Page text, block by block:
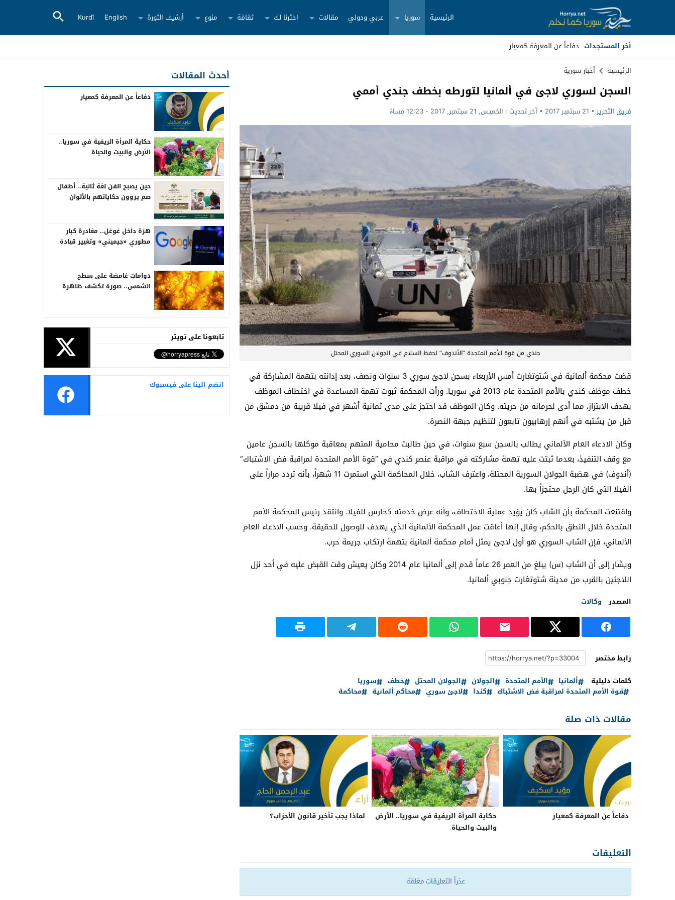
الرئيسية سوريا عربي ودولي مقالات اخترنا لك ثقافة منوع أرشيف الثورة English
Kurdî
أخر المستجدات _
Stop
Previous
Next
الرئيسية أخبار سورية
السجن لسوري لاجئ في ألمانيا لتورطه بخطف جندي أممي
فريق التحرير 21 سبتمبر 2017 آخر تحديث : الخميس, 21 سبتمبر, 2017 - 12:23 مساءً
جندي من قوة الأمم المتحدة “الأندوف” لحفظ السلام في الجولان السوري المحتل
قضت محكمة ألمانية في شتوتغارت أمس الأربعاء بسجن لاجئ سوري 3 سنوات ونصف، بعد إدانته بتهمة المشاركة في
خطف موظف كندي بالأمم المتحدة عام 2013 في سوريا. ورأت المحكمة ثبوت تهمة المساعدة في اختطاف الموظف
بهدف الابتزاز، مما أدى لحرمانه من حريته. وكان الموظف قد احتجز على مدى ثمانية أشهر في فيلا قريبة من دمشق من
قبل من يشتبه في أنهم إرهابيون تابعون لتنظيم جبهة النصرة.
وكان الادعاء العام الألماني يطالب بالسجن سبع سنوات، في حين طالبت محامية المتهم بمعاقبة موكلها بالسجن عامين
مع وقف التنفيذ، بعدما ثبتت عليه تهمة مشاركته في مراقبة عنصر كندي في “قوة الأمم المتحدة لمراقبة فض الاشتباك”
(أندوف) في هضبة الجولان السورية المحتلة، واعترف الشاب، خلال المحاكمة التي استمرت 11 شهراً، بأنه تردد مراراً على
الفيلا التي كان الرجل محتجزاً بها.
واقتنعت المحكمة بأن الشاب كان يؤيد عملية الاختطاف، وأنه عرض خدمته كحارس للفيلا. وانتقد رئيس المحكمة الأمم
المتحدة خلال النطق بالحكم، وقال إنها أعاقت عمل المحكمة الألمانية الذي يهدف للوصول للحقيقة. وحسب الادعاء العام
الألماني، فإن الشاب السوري هو أول لاجئ يمثل أمام محكمة ألمانية بتهمة ارتكاب جريمة حرب.
ويشار إلى أن الشاب (س) يبلغ من العمر 26 عاماً قدم إلى ألمانيا عام 2014 وكان يعيش وقت القبض عليه في أحد نزل
اللاجئين بالقرب من مدينة شتوتغارت جنوبي ألمانيا.
المصدر وكالات
رابط مختصر
كلمات دليلية
ألمانيا الأمم المتحدة الجولان الجولان المحتل خطف
سوريا
قوة الأمم المتحدة لمراقبة فض الاشتباك
كندا لاجئ سوري محاكم ألمانية محاكمة
مقالات ذات صلة
دفاعاً عن المعرفة كمعيار
حكاية المرأة الريفية في سوريا.. الأرض
والبيت والحياة
لماذا يجب تأخير قانون الأحزاب؟
التعليقات
عذراً التعليقات مغلقة
أحدث المقالات
دفاعاً عن المعرفة كمعيار
حكاية المرأة الريفية في سوريا..
الأرض والبيت والحياة
حين يصبح الفن لغة ثانية.. أطفال
صم يروون حكاياتهم بالألوان
هزة داخل غوغل.. مغادرة كبار
مطوري «جيميني» وتغيير قيادة
دوامات غامضة على سطح
الشمس.. صورة تكشف ظاهرة
انضم الينا على فيسبوك
تابعونا على تويتر